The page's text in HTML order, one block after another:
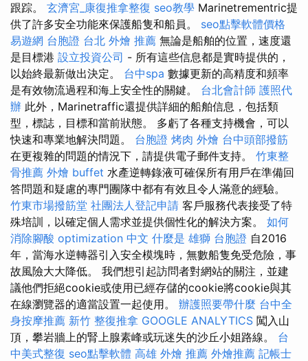
跟踪。 玄濟宮_康復推拿整復 seo教學 Marinetrementric提
供了許多安全功能來保護船隻和船員。 seo點擊軟體價格
易遊網 台胞證 台北 外燴 推薦 無論是船舶的位置，速度還
是目標港 設立投資公司 - 所有這些信息都是實時提供的，
以始終最新做出決定。 台中spa 數據更新的高精度和頻率
是有效物流過程和海上安全性的關鍵。 台北會計師 護照代
辦 此外，Marinetraffic還提供詳細的船舶信息，包括類
型，標誌，目標和當前狀態。 多虧了各種支持機會，可以
快速和專業地解決問題。 台胞證 烤肉 外燴 台中頭部撥筋
在更複雜的問題的情況下，請提供電子郵件支持。 竹東整
骨推薦 外燴 buffet 水產逆轉錄液可確保所有用戶在準備回
答問題和疑慮的專門團隊中都有有效且令人滿意的經驗。
竹東市場撥筋堂 社團法人登記申請 客戶服務代表接受了特
殊培訓，以確定個人需求並提供個性化的解決方案。 如何
消除腳酸 optimization 中文 什麼是 雄獅 台胞證 自2016
年，當海水逆轉器引入安全模塊時，無數船隻免受危險，事
故風險大大降低。 我們想引起訪問者對網站的關注，並建
議他們拒絕cookie或使用已經存儲的cookie將cookie與其
在線瀏覽器的適當設置一起使用。 辦護照要帶什麼 台中全
身按摩推薦 新竹 整復推拿 GOOGLE ANALYTICS 闖入山
頂，攀岩牆上的腎上腺素峰或玩迷失的沙丘小姐路線。 台
中美式整復 seo點擊軟體 高雄 外燴 推薦 外燴推薦 記帳士